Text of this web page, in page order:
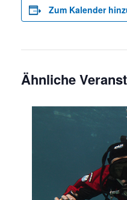
Zum Kalender
Ähnliche